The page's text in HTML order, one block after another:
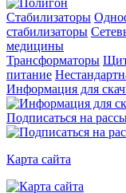
Стабилизаторы
стабилизаторы
медицины
Трансформаторы
питание
Информация для
Подписаться на
Карта сайта